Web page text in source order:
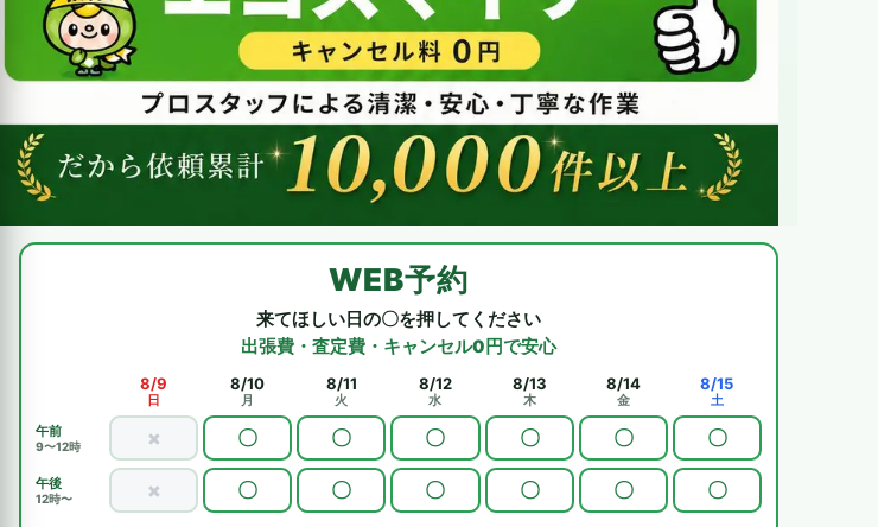
WEB予約
来てほしい日の〇を押してください
出張費・査定費・キャンセル0円で安心
8/9
日
8/10
月
8/11
火
8/12
水
8/13
木
8/14
金
8/15
土
午前
9〜12時 × 〇 〇 〇 〇 〇 〇
午後
12時〜 × 〇 〇 〇 〇 〇 〇